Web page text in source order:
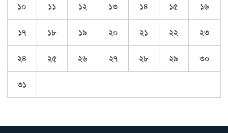
১০ ১১ ১২ ১৩ ১৪ ১৫ ১৬
১৭ ১৮ ১৯ ২০ ২১ ২২ ২৩
২৪ ২৫ ২৬ ২৭ ২৮ ২৯ ৩০
৩১